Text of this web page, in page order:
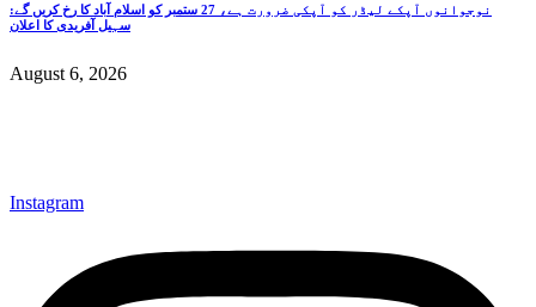
نوجوانوں آپکے لیڈر کو آپکی ضرورت ہے، 27 ستمبر کو اسلام آباد کا رخ کریں گے:
سہیل آفریدی کا اعلان
August 6, 2026
Instagram